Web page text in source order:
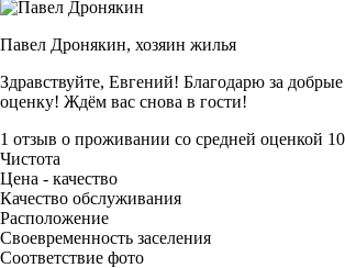
Павел Дронякин, хозяин жилья
Здравствуйте, Евгений! Благодарю за
оценку! Ждём вас снова в гости!
1 отзыв о проживании со средней оценкой
Чистота
Цена - качество
Качество обслуживания
Расположение
Своевременность заселения
Соответствие фото